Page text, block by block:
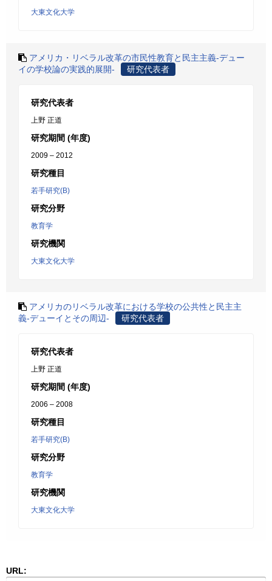
大東文化大学
アメリカ・リベラル改革の市民性教育と民主主義-デュー
イの学校論の実践的展開-
研究代表者
研究代表者
上野 正道
研究期間 (年度)
2009 – 2012
研究種目
若手研究(B)
研究分野
教育学
研究機関
大東文化大学
アメリカのリベラル改革における学校の公共性と民主主
義-デューイとその周辺-
研究代表者
研究代表者
上野 正道
研究期間 (年度)
2006 – 2008
研究種目
若手研究(B)
研究分野
教育学
研究機関
大東文化大学
URL: